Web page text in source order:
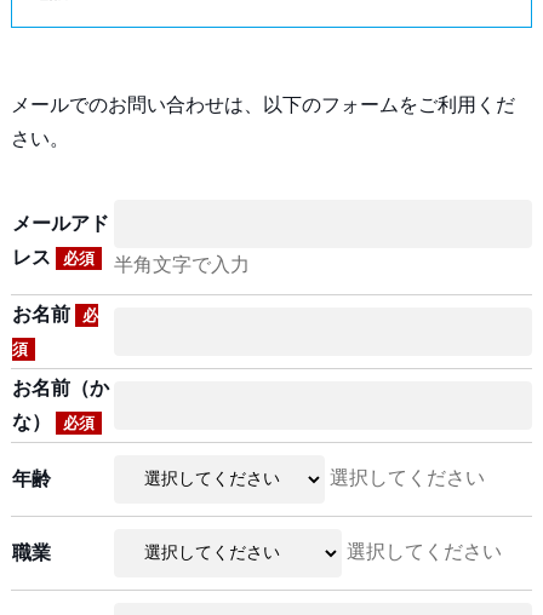
メールでのお問い合わせは、以下のフォームをご利用くだ
さい。
メールアド
レス
必須 半角文字で入力
お名前
必
須
お名前（か
な）
必須
年齢 選択してください
職業 選択してください